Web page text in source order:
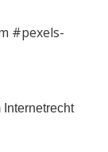
#pexels-